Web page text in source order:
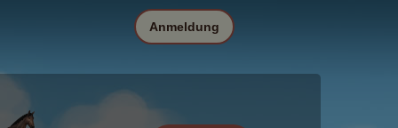
Anmeldung